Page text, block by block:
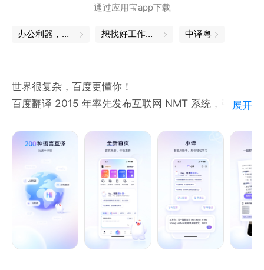
语学习翻译等需求。
文本翻译：输入文本即可翻译，支持107种语言翻译。
通过应用宝app下载
办公利器，让工作更轻松 想找好工作？试试这款APP 中译粤
世界很复杂，百度更懂你！
百度翻译 2015 年率先发布互联网 NMT 系统，引领机
国家科技进步二等奖等，经优化后文本、拍照等翻译均
升级，现支持 200 种语言互译。
主要功能含 AI 大模型翻译（获取优质译文，更有多情
景下的扩展译法、重点词汇在特定情景的释义讲解，从
译到会，一步到位）、度小译词典（收录权威牛津、柯
林斯词典，累积覆盖2100万词条，更有海量双语例
句、视频讲解、同反义词、词根词缀等等服词典资
展开